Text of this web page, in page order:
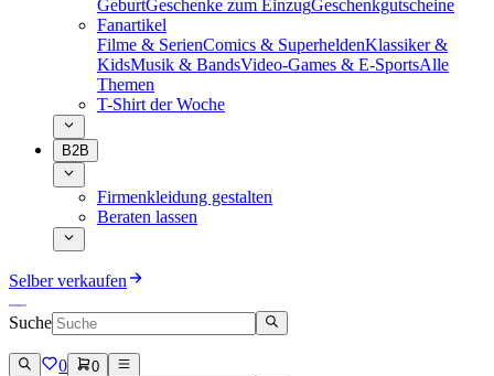
GeburtGeschenke zum EinzugGeschenkgutscheine
Fanartikel
Filme & SerienComics & SuperheldenKlassiker &
KidsMusik & BandsVideo-Games & E-SportsAlle
Themen
T-Shirt der Woche
B2B
Firmenkleidung gestalten
Beraten lassen
Selber verkaufen
Suche
0 0